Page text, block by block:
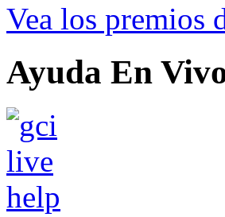
Vea los premios
Ayuda En